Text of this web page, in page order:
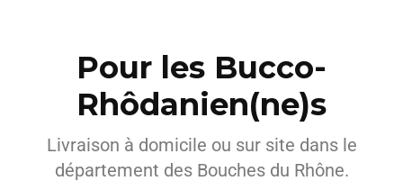
Pour les Bucco-
Rhôdanien(ne)s
Livraison à domicile ou sur site dans le
département des Bouches du Rhône.